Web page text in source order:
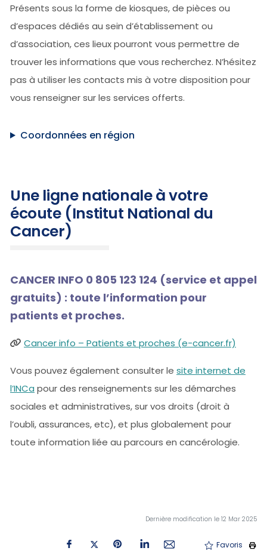
Présents sous la forme de kiosques, de pièces ou
d’espaces dédiés au sein d’établissement ou
d’association, ces lieux pourront vous permettre de
trouver les informations que vous recherchez. N’hésitez
pas à utiliser les contacts mis à votre disposition pour
vous renseigner sur les services offerts.
Coordonnées en région
Une ligne nationale à votre
écoute (Institut National du
Cancer)
CANCER INFO 0 805 123 124 (service et appel
gratuits) : toute l’information pour
patients et proches.
Cancer info – Patients et proches (e-cancer.fr)
Vous pouvez également consulter le site internet de
l’INCa pour des renseignements sur les démarches
sociales et administratives, sur vos droits (droit à
l’oubli, assurances, etc), et plus globalement pour
toute information liée au parcours en cancérologie.
Dernière modification le 12 Mar 2025
Favoris